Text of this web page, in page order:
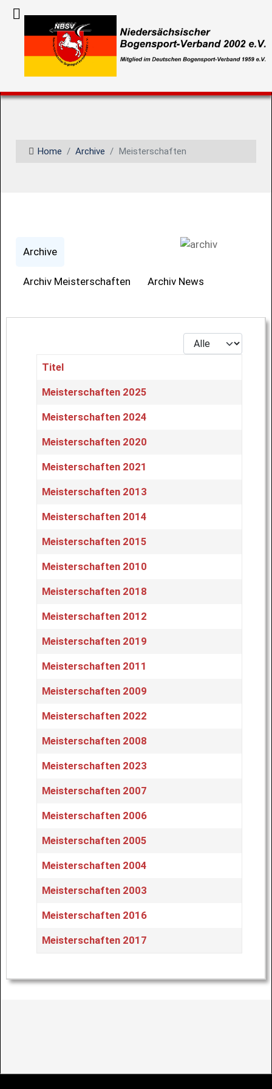
Home Archive Meisterschaften
Archive
Archiv Meisterschaften Archiv News
Anzeige #
Beiträge
Titel
Meisterschaften 2025
Meisterschaften 2024
Meisterschaften 2020
Meisterschaften 2021
Meisterschaften 2013
Meisterschaften 2014
Meisterschaften 2015
Meisterschaften 2010
Meisterschaften 2018
Meisterschaften 2012
Meisterschaften 2019
Meisterschaften 2011
Meisterschaften 2009
Meisterschaften 2022
Meisterschaften 2008
Meisterschaften 2023
Meisterschaften 2007
Meisterschaften 2006
Meisterschaften 2005
Meisterschaften 2004
Meisterschaften 2003
Meisterschaften 2016
Meisterschaften 2017